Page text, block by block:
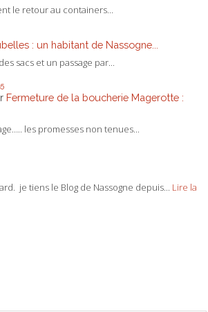
le retour au containers...
: un habitant de Nassogne...
sacs et un passage par...
Fermeture de la boucherie Magerotte :
les promesses non tenues...
je tiens le Blog de Nassogne depuis... Lire la